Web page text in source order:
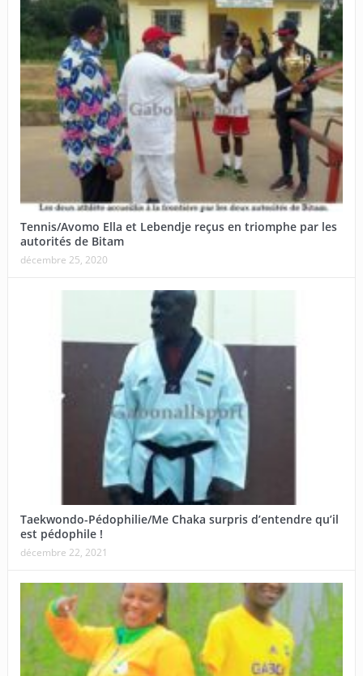
Tennis/Avomo Ella et Lebendje reçus en triomphe par les
autorités de Bitam
décembre 25, 2020
Taekwondo-Pédophilie/Me Chaka surpris d’entendre qu’il
est pédophile !
décembre 22, 2021